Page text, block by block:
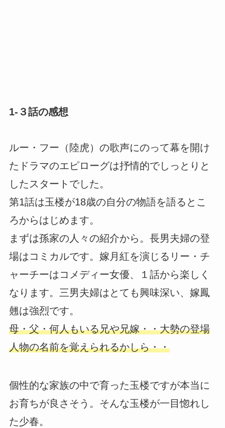
1-３話の感想
ルー・フー（陸虎）の歌声にのって幕を開け
たドラマのエピローグは抒情的でしっとりと
したスタートでした。
第1話は玉楼が18歳の自分の物語を語るとこ
ろからはじめます。
まずは孫家の人々の紹介から。長男夫婦の登
場はコミカルです。嫁月紅を演じるリー・チ
ャーチーはコメディー女優、１話から楽しく
なります。三男夫婦はとても興味深い、嫁鳳
翹は強烈です。
母・父・何人もいる兄や兄嫁・・大勢の登場
人物の名前を覚えられるかしら・・
個性的な家族の中で育った玉楼ですが本当に
お育ちが良さそう。そんな玉楼が一目惚れし
た少春。